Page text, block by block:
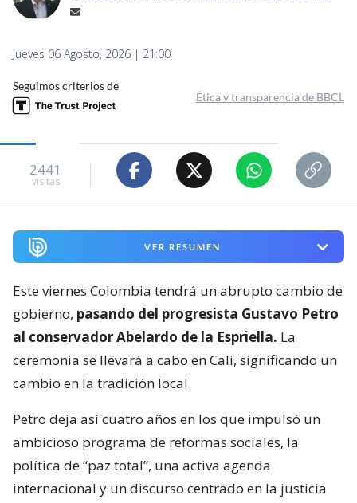
Jueves 06 Agosto, 2026 | 21:00
Seguimos criterios de
Ética y transparencia de BBCL
2441
visitas
VER RESUMEN
Este viernes Colombia tendrá un abrupto cambio de
gobierno, pasando del progresista Gustavo Petro
al conservador Abelardo de la Espriella. La
ceremonia se llevará a cabo en Cali, significando un
cambio en la tradición local.
Petro deja así cuatro años en los que impulsó un
ambicioso programa de reformas sociales, la
política de “paz total”, una activa agenda
internacional y un discurso centrado en la justicia